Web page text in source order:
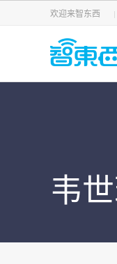
欢迎来智东西
智东西
韦